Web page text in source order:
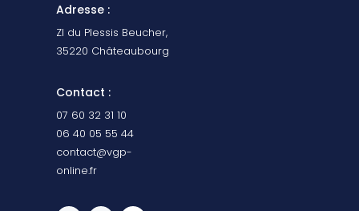
Adresse :
ZI du Plessis Beucher,
35220 Châteaubourg
Contact :
07 60 32 31 10
06 40 05 55 44
contact@vgp-
online.fr